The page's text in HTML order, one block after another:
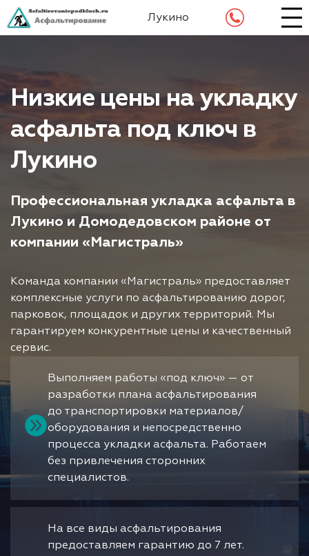
Лукино
Низкие цены на укладку
асфальта под ключ в
Лукино
Профессиональная укладка асфальта в
Лукино и Домодедовском районе от
компании «Магистраль»
Команда компании «Магистраль» предоставляет
комплексные услуги по асфальтированию дорог,
парковок, площадок и других территорий. Мы
гарантируем конкурентные цены и качественный
сервис.
Выполняем работы «под ключ» — от
разработки плана асфальтирования
до транспортировки материалов/
оборудования и непосредственно
процесса укладки асфальта. Работаем
без привлечения сторонних
специалистов.
На все виды асфальтирования
предоставляем гарантию до 7 лет.